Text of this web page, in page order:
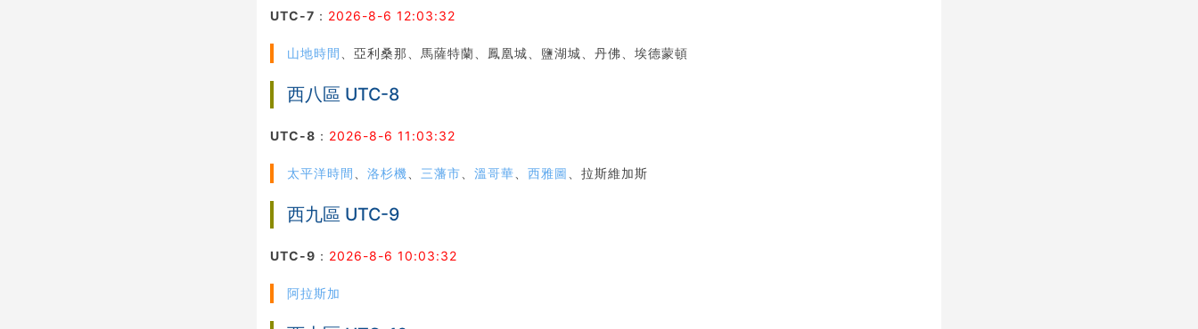
UTC-7 ： 2026-8-6 12:03:32
山地時間 、亞利桑那、馬薩特蘭、鳳凰城、鹽湖城、丹佛、埃德蒙頓
西八區 UTC-8
UTC-8 ： 2026-8-6 11:03:32
太平洋時間 、洛杉機 三藩市 、溫哥華 、西雅圖 、拉斯維加斯
西九區 UTC-9
UTC-9 ： 2026-8-6 10:03:32
阿拉斯加